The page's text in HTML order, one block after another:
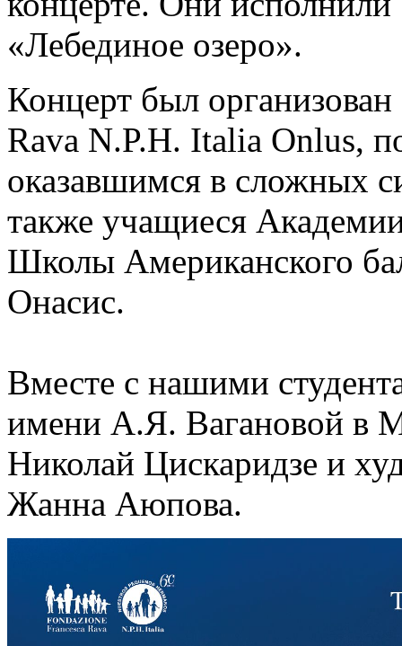
«Лебединое озеро».
Концерт был
Rava N.P.H. Italia Onlus,
оказавшимся в сложных
также учащиеся
Школы Американского
Онасис.
Вместе с нашими
имени А.Я. Вагановой в
Николай Цискаридзе и
Жанна Аюпова.